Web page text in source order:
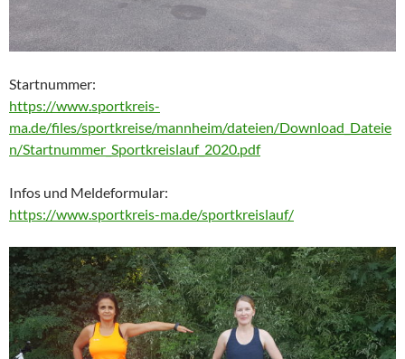
Startnummer:
https://www.sportkreis-
ma.de/files/sportkreise/mannheim/dateien/Download_Dateie
n/Startnummer_Sportkreislauf_2020.pdf
Infos und Meldeformular:
https://www.sportkreis-ma.de/sportkreislauf/